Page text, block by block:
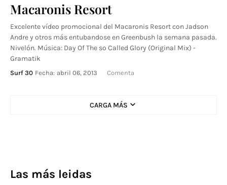
Macaronis Resort
Excelente vídeo promocional del Macaronis Resort con Jadson
Andre y otros más entubandose en Greenbush la semana pasada.
Nivelón. Música: Day Of The so Called Glory (Original Mix) -
Gramatik
Surf 30 Fecha: abril 06, 2013 Comenta
CARGA MÁS
Las más leidas